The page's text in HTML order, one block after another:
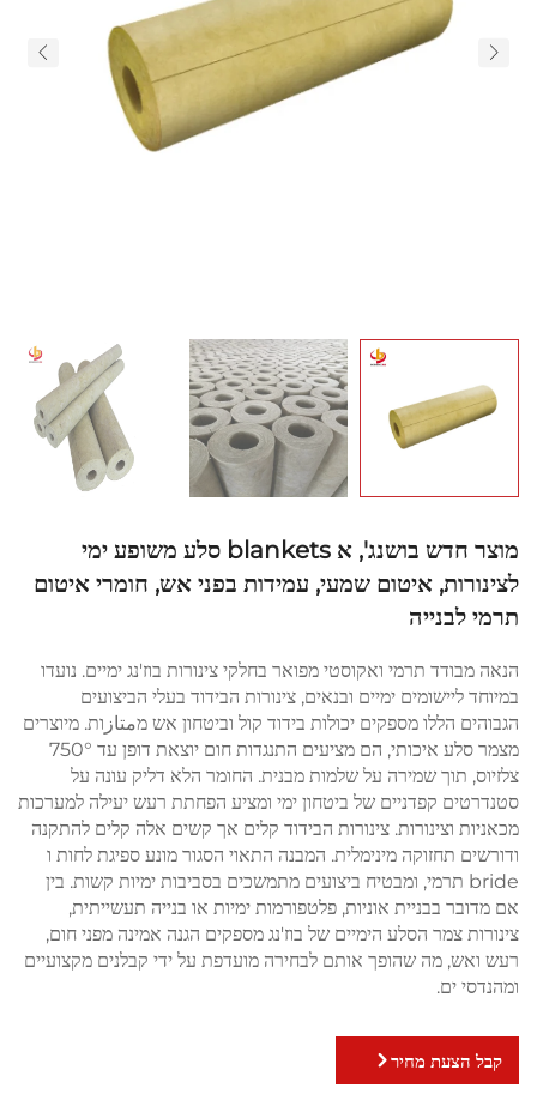
מוצר חדש בושנג', א blankets סלע משופע ימי
לצינורות, איטום שמעי, עמידות בפני אש, חומרי איטום
תרמי לבנייה
הנאה מבודד תרמי ואקוסטי מפואר בחלקי צינורות בוז'נג ימיים. נועדו
במיוחד ליישומים ימיים ובנאים, צינורות הבידוד בעלי הביצועים
הגבוהים הללו מספקים יכולות בידוד קול וביטחון אש מمتازות. מיוצרים
מצמר סלע איכותי, הם מציעים התנגדות חום יוצאת דופן עד 750°
צלזיוס, תוך שמירה על שלמות מבנית. החומר הלא דליק עונה על
סטנדרטים קפדניים של ביטחון ימי ומציע הפחתת רעש יעילה למערכות
מכאניות וצינורות. צינורות הבידוד קלים אך קשים אלה קלים להתקנה
ודורשים תחזוקה מינימלית. המבנה התאוי הסגור מונע ספיגת לחות ו
bride תרמי, ומבטיח ביצועים מתמשכים בסביבות ימיות קשות. בין
אם מדובר בבניית אוניות, פלטפורמות ימיות או בנייה תעשייתית,
צינורות צמר הסלע הימיים של בוז'נג מספקים הגנה אמינה מפני חום,
רעש ואש, מה שהופך אותם לבחירה מועדפת על ידי קבלנים מקצועיים
ומהנדסי ים.
קבל הצעת מחיר